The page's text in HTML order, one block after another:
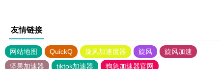
友情链接
网站地图 QuickQ 旋风加速度器 旋风
旋风加速
坚果加速器
tiktok加速器
狗急加速器官网